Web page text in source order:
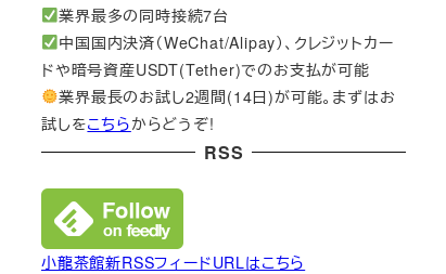
業界最多の同時接続7台
中国国内決済（WeChat/Alipay）、クレジットカー
ドや暗号資産USDT(Tether)でのお支払が可能
業界最長のお試し2週間(14日)が可能。まずはお
試しをこちらからどうぞ!
RSS
小龍茶館新RSSフィードURLはこちら